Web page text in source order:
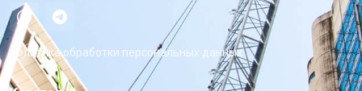
Политика обработки персональных данных